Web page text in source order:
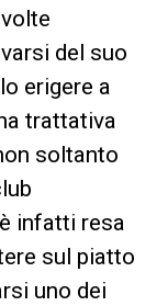
del suo
erigere a
trattativa
soltanto
infatti resa
sul piatto
uno dei